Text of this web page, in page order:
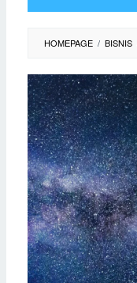
HOMEPAGE / BISNIS